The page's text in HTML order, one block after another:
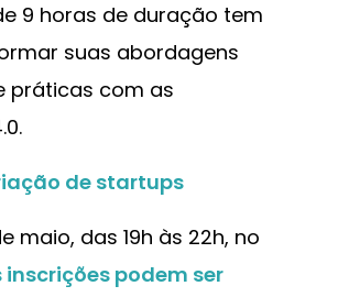
9 horas de duração tem
suas abordagens
práticas com as
de startups
maio, das 19h às 22h, no
inscrições podem ser